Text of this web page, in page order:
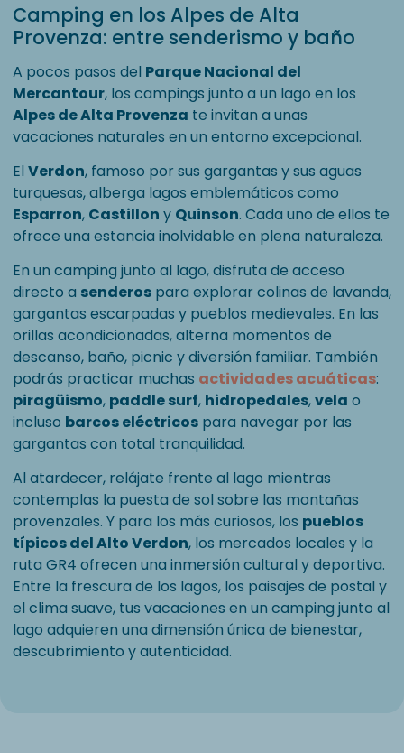
Camping en los Alpes de Alta
Provenza: entre senderismo y baño
A pocos pasos del Parque Nacional del
Mercantour, los campings junto a un lago en los
Alpes de Alta Provenza te invitan a unas
vacaciones naturales en un entorno excepcional.
El Verdon, famoso por sus gargantas y sus aguas
turquesas, alberga lagos emblemáticos como
Esparron, Castillon y Quinson. Cada uno de ellos te
ofrece una estancia inolvidable en plena naturaleza.
En un camping junto al lago, disfruta de acceso
directo a senderos para explorar colinas de lavanda,
gargantas escarpadas y pueblos medievales. En las
orillas acondicionadas, alterna momentos de
descanso, baño, picnic y diversión familiar. También
podrás practicar muchas actividades acuáticas:
piragüismo, paddle surf, hidropedales,vela o
incluso barcos eléctricos para navegar por las
gargantas con total tranquilidad.
Al atardecer, relájate frente al lago mientras
contemplas la puesta de sol sobre las montañas
provenzales. Y para los más curiosos, los pueblos
típicos del Alto Verdon, los mercados locales y la
ruta GR4 ofrecen una inmersión cultural y deportiva.
Entre la frescura de los lagos, los paisajes de postal y
el clima suave, tus vacaciones en un camping junto al
lago adquieren una dimensión única de bienestar,
descubrimiento y autenticidad.